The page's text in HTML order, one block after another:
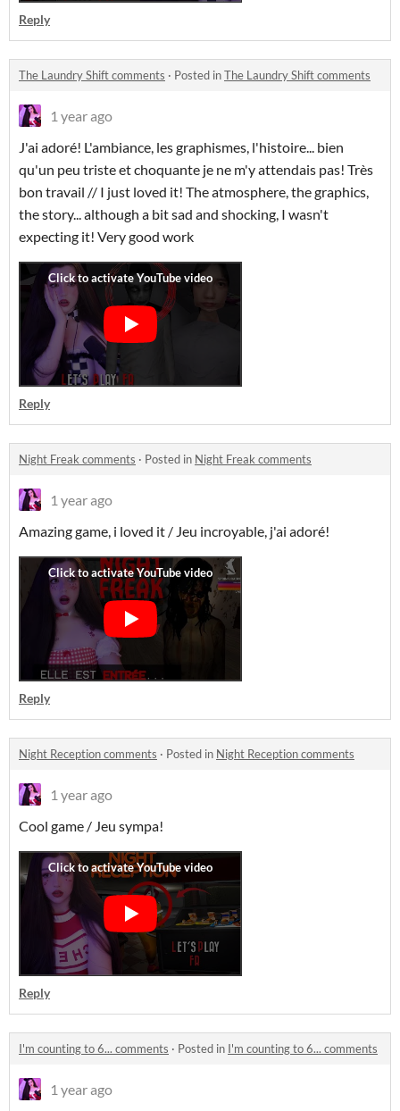
Reply
The Laundry Shift comments · Posted inThe Laundry Shift comments
1 year ago
J'ai adoré! L'ambiance, les graphismes, l'histoire... bien
qu'un peu triste et choquante je ne m'y attendais pas! Très
bon travail // I just loved it! The atmosphere, the graphics,
the story... although a bit sad and shocking, I wasn't
expecting it! Very good work
Reply
Night Freak comments · Posted in Night Freak comments
1 year ago
Amazing game, i loved it / Jeu incroyable, j'ai adoré!
Reply
Night Reception comments · Posted in Night Reception comments
1 year ago
Cool game / Jeu sympa!
Reply
I'm counting to 6... comments · Posted in I'm counting to 6... comments
1 year ago